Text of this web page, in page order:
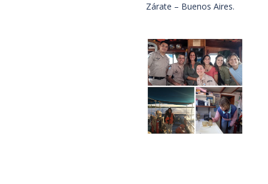
Zárate – Buenos Aires.